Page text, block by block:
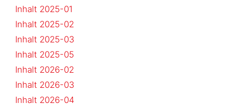
Inhalt 2025-01
Inhalt 2025-02
Inhalt 2025-03
Inhalt 2025-05
Inhalt 2026-02
Inhalt 2026-03
Inhalt 2026-04